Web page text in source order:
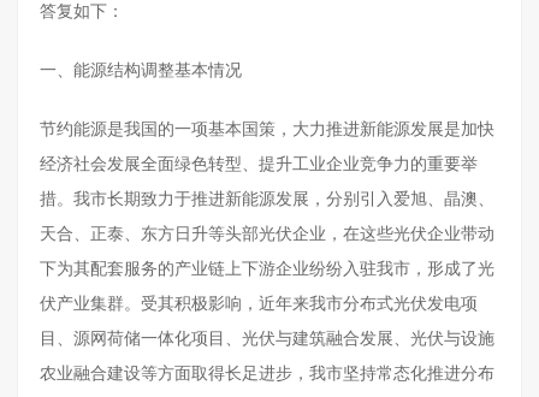
答复如下：
一、能源结构调整基本情况
节约能源是我国的一项基本国策，大力推进新能源发展是加快
经济社会发展全面绿色转型、提升工业企业竞争力的重要举
措。我市长期致力于推进新能源发展，分别引入爱旭、晶澳、
天合、正泰、东方日升等头部光伏企业，在这些光伏企业带动
下为其配套服务的产业链上下游企业纷纷入驻我市，形成了光
伏产业集群。受其积极影响，近年来我市分布式光伏发电项
目、源网荷储一体化项目、光伏与建筑融合发展、光伏与设施
农业融合建设等方面取得长足进步，我市坚持常态化推进分布